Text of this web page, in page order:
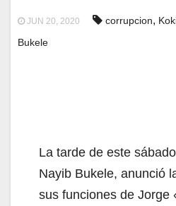
JUN 20, 2020 corrupcion,
Bukele
La tarde de este
Nayib Bukele, anunció
sus funciones de Jorge